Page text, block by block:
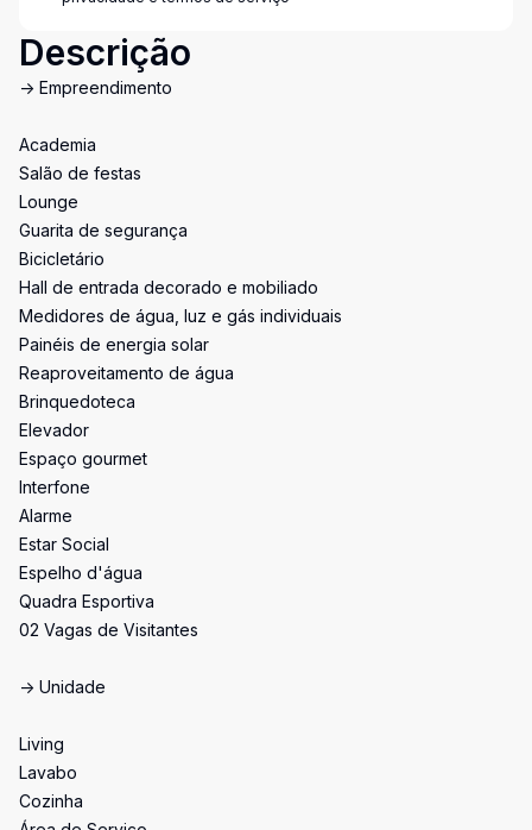
Descrição
-> Empreendimento
Academia
Salão de festas
Lounge
Guarita de segurança
Bicicletário
Hall de entrada decorado e mobiliado
Medidores de água, luz e gás individuais
Painéis de energia solar
Reaproveitamento de água
Brinquedoteca
Elevador
Espaço gourmet
Interfone
Alarme
Estar Social
Espelho d'água
Quadra Esportiva
02 Vagas de Visitantes
-> Unidade
Living
Lavabo
Cozinha